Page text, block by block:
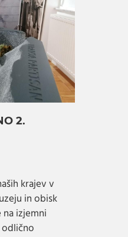
2.
krajev v
in obisk
na izjemni
odlično